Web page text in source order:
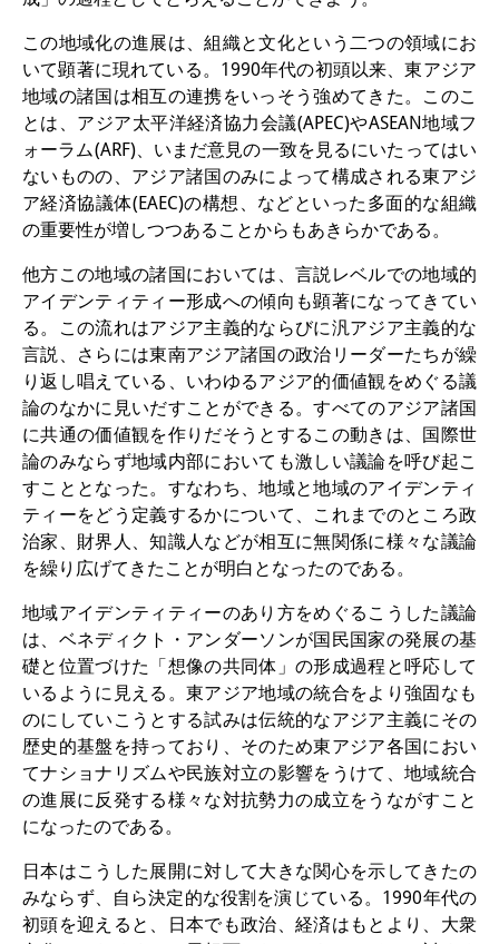
日本におけるサステナビリティ
研究クラスター
デジタル・トランスフォーメー
ション
研究クラスター
トランスリージョナル・ジャパ
ン
知識ラボ
知識生産と知識インフラ
その他のプロジェクト
元研究フォーカス
イベント
イベント概要
DIJ フォーラム
DIJ 研究会
レクチャーシリーズ
シンポジウム・会議
ワークショップ
その他のイベント
出版物
出版活動の概要
この地域化の進展は、組織と文化という二つの領域にお
いて顕著に現れている。1990年代の初頭以来、東アジア
地域の諸国は相互の連携をいっそう強めてきた。このこ
とは、アジア太平洋経済協力会議(APEC)やASEAN地域フ
ォーラム(ARF)、いまだ意見の一致を見るにいたってはい
ないものの、アジア諸国のみによって構成される東アジ
ア経済協議体(EAEC)の構想、などといった多面的な組織
の重要性が増しつつあることからもあきらかである。
他方この地域の諸国においては、言説レベルでの地域的
アイデンティティー形成への傾向も顕著になってきてい
る。この流れはアジア主義的ならびに汎アジア主義的な
言説、さらには東南アジア諸国の政治リーダーたちが繰
り返し唱えている、いわゆるアジア的価値観をめぐる議
論のなかに見いだすことができる。すべてのアジア諸国
に共通の価値観を作りだそうとするこの動きは、国際世
論のみならず地域内部においても激しい議論を呼び起こ
すこととなった。すなわち、地域と地域のアイデンティ
ティーをどう定義するかについて、これまでのところ政
治家、財界人、知識人などが相互に無関係に様々な議論
を繰り広げてきたことが明白となったのである。
地域アイデンティティーのあり方をめぐるこうした議論
は、ベネディクト・アンダーソンが国民国家の発展の基
礎と位置づけた「想像の共同体」の形成過程と呼応して
いるように見える。東アジア地域の統合をより強固なも
のにしていこうとする試みは伝統的なアジア主義にその
歴史的基盤を持っており、そのため東アジア各国におい
てナショナリズムや民族対立の影響をうけて、地域統合
の進展に反発する様々な対抗勢力の成立をうながすこと
になったのである。
日本はこうした展開に対して大きな関心を示してきたの
みならず、自ら決定的な役割を演じている。1990年代の
初頭を迎えると、日本でも政治、経済はもとより、大衆